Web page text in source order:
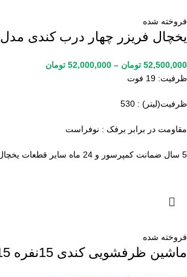
فروخته شده
یخچال فریزر چهار درب کندی مدل FCR 19
52,500,000 تومان –
52,000,000 تومان
ظرفیت: 19 فوت
ظرفیت(لیتر) : 530
مقاومت در برابر برفک : نوفراست
5 سال ضمانت کمپرسور و 24 ماه سایر قطعات یخچال فریزر
فروخته شده
ماشین ظرفشویی کندی 15نفره PFD 315